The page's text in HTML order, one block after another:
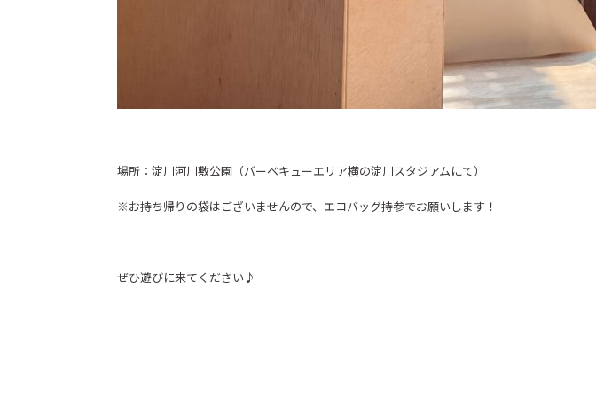
場所：淀川河川敷公園（バーベキューエリア横の淀川スタジアムにて）
※お持ち帰りの袋はございませんので、エコバッグ持参でお願いします！
ぜひ遊びに来てください♪